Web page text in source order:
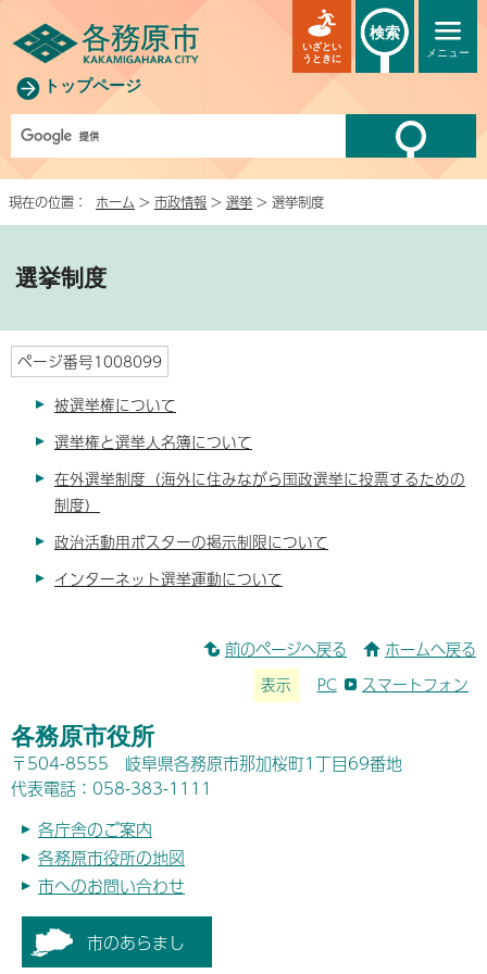
トップページ
メニュー
いざとい
うときに
検索
現在の位置： ホーム > 市政情報 > 選挙 > 選挙制度
選挙制度
ページ番号1008099
被選挙権について
選挙権と選挙人名簿について
在外選挙制度（海外に住みながら国政選挙に投票するための
制度）
政治活動用ポスターの掲示制限について
インターネット選挙運動について
前のページへ戻る ホームへ戻る
表示 PC スマートフォン
各務原市役所
〒504-8555 岐阜県各務原市那加桜町1丁目69番地
代表電話：058-383-1111
各庁舎のご案内
各務原市役所の地図
市へのお問い合わせ
市のあらまし